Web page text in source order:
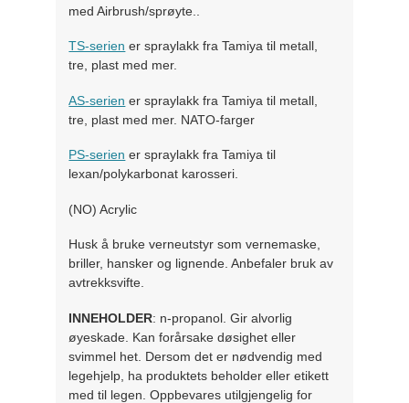
med Airbrush/sprøyte..
TS-serien er spraylakk fra Tamiya til metall,
tre, plast med mer.
AS-serien er spraylakk fra Tamiya til metall,
tre, plast med mer. NATO-farger
PS-serien er spraylakk fra Tamiya til
lexan/polykarbonat karosseri.
(NO) Acrylic
Husk å bruke verneutstyr som vernemaske,
briller, hansker og lignende. Anbefaler bruk av
avtrekksvifte.
INNEHOLDER: n-propanol. Gir alvorlig
øyeskade. Kan forårsake døsighet eller
svimmel het. Dersom det er nødvendig med
legehjelp, ha produktets beholder eller etikett
med til legen. Oppbevares utilgjengelig for